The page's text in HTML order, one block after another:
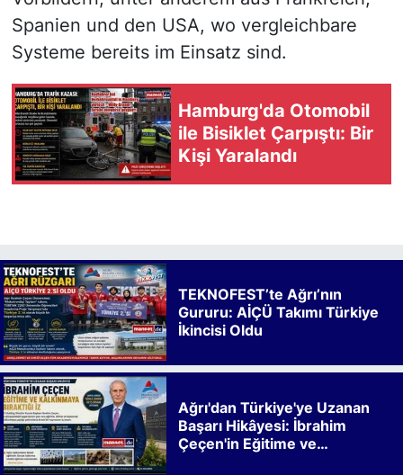
Spanien und den USA, wo vergleichbare
Systeme bereits im Einsatz sind.
Hamburg'da Otomobil
ile Bisiklet Çarpıştı: Bir
Kişi Yaralandı
TEKNOFEST’te Ağrı’nın
Gururu: AİÇÜ Takımı Türkiye
İkincisi Oldu
Ağrı'dan Türkiye'ye Uzanan
Başarı Hikâyesi: İbrahim
Çeçen'in Eğitime ve